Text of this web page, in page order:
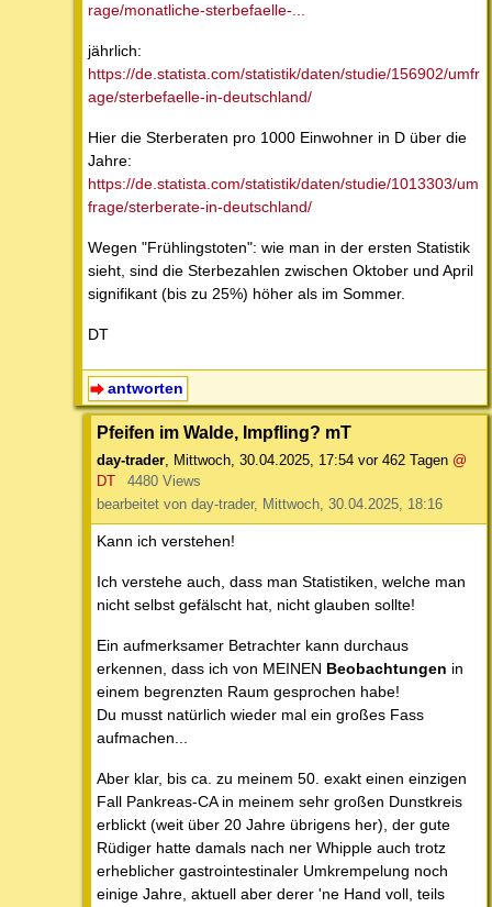
rage/monatliche-sterbefaelle-...
jährlich:
https://de.statista.com/statistik/daten/studie/156902/umfr
age/sterbefaelle-in-deutschland/
Hier die Sterberaten pro 1000 Einwohner in D über die
Jahre:
https://de.statista.com/statistik/daten/studie/1013303/um
frage/sterberate-in-deutschland/
Wegen "Frühlingstoten": wie man in der ersten Statistik
sieht, sind die Sterbezahlen zwischen Oktober und April
signifikant (bis zu 25%) höher als im Sommer.
DT
antworten
Pfeifen im Walde, Impfling? mT
day-trader, Mittwoch, 30.04.2025, 17:54 vor 462 Tagen @
DT
4480 Views
bearbeitet von day-trader, Mittwoch, 30.04.2025, 18:16
Kann ich verstehen!
Ich verstehe auch, dass man Statistiken, welche man
nicht selbst gefälscht hat, nicht glauben sollte!
Ein aufmerksamer Betrachter kann durchaus
erkennen, dass ich von MEINEN Beobachtungen in
einem begrenzten Raum gesprochen habe!
Du musst natürlich wieder mal ein großes Fass
aufmachen...
Aber klar, bis ca. zu meinem 50. exakt einen einzigen
Fall Pankreas-CA in meinem sehr großen Dunstkreis
erblickt (weit über 20 Jahre übrigens her), der gute
Rüdiger hatte damals nach ner Whipple auch trotz
erheblicher gastrointestinaler Umkrempelung noch
einige Jahre, aktuell aber derer 'ne Hand voll, teils